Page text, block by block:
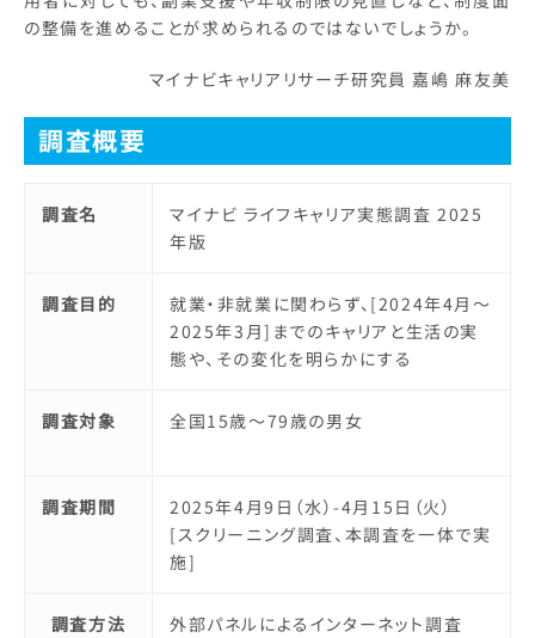
の整備を進めることが求められるのではないでしょうか。
マイナビキャリアリサーチ研究員 嘉嶋 麻友美
調査概要
調査名
マイナビ ライフキャリア実態調査 2025
年版
調査目的
就業・非就業に関わらず、[2024年4月～
2025年3月]までのキャリアと生活の実
態や、その変化を明らかにする
調査対象 全国15歳～79歳の男女
調査期間
2025年4月9日（水）-4月15日（火）
[スクリーニング調査、本調査を一体で実
施]
調査方法 外部パネルによるインターネット調査